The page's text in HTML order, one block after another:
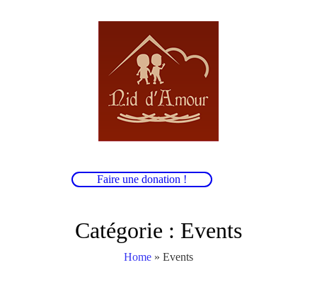
Faire une donation !
Catégorie : Events
Home » Events